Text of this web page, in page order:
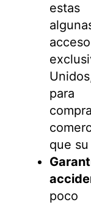
para
que
poco